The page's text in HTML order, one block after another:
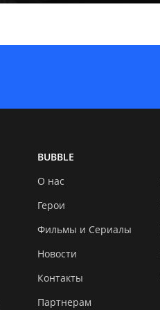
BUBBLE
О нас
Герои
Фильмы и Сериалы
Новости
Контакты
Партнерам